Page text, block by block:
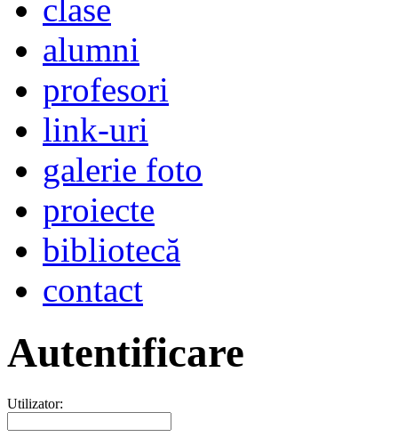
clase
alumni
profesori
link-uri
galerie foto
proiecte
bibliotecă
contact
Autentificare
Utilizator: